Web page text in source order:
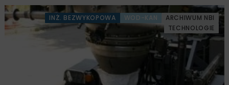
INŻ. BEZWYKOPOWA WOD-KAN
ARCHIWUM NBI
TECHNOLOGIE